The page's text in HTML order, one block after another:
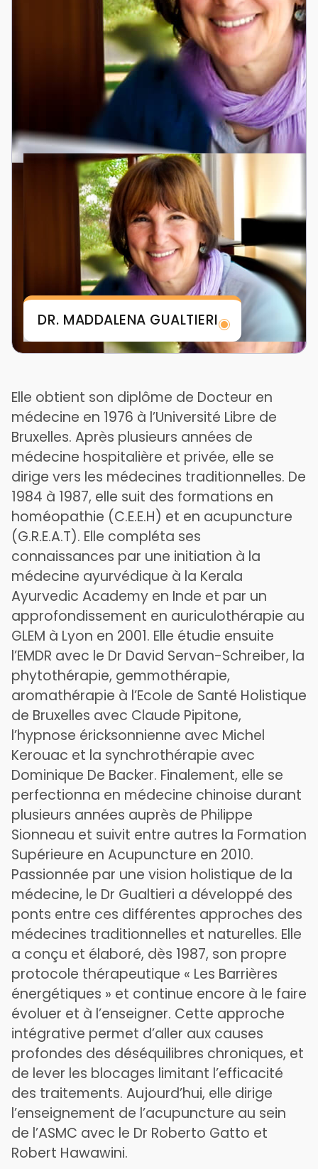
DR. MADDALENA GUALTIERI
Elle obtient son diplôme de Docteur en
médecine en 1976 à l’Université Libre de
Bruxelles. Après plusieurs années de
médecine hospitalière et privée, elle se
dirige vers les médecines traditionnelles. De
1984 à 1987, elle suit des formations en
homéopathie (C.E.E.H) et en acupuncture
(G.R.E.A.T). Elle compléta ses
connaissances par une initiation à la
médecine ayurvédique à la Kerala
Ayurvedic Academy en Inde et par un
approfondissement en auriculothérapie au
GLEM à Lyon en 2001. Elle étudie ensuite
l’EMDR avec le Dr David Servan-Schreiber, la
phytothérapie, gemmothérapie,
aromathérapie à l’Ecole de Santé Holistique
de Bruxelles avec Claude Pipitone,
l’hypnose éricksonnienne avec Michel
Kerouac et la synchrothérapie avec
Dominique De Backer. Finalement, elle se
perfectionna en médecine chinoise durant
plusieurs années auprès de Philippe
Sionneau et suivit entre autres la Formation
Supérieure en Acupuncture en 2010.
Passionnée par une vision holistique de la
médecine, le Dr Gualtieri a développé des
ponts entre ces différentes approches des
médecines traditionnelles et naturelles. Elle
a conçu et élaboré, dès 1987, son propre
protocole thérapeutique « Les Barrières
énergétiques » et continue encore à le faire
évoluer et à l’enseigner. Cette approche
intégrative permet d’aller aux causes
profondes des déséquilibres chroniques, et
de lever les blocages limitant l’efficacité
des traitements. Aujourd’hui, elle dirige
l’enseignement de l’acupuncture au sein
de l’ASMC avec le Dr Roberto Gatto et
Robert Hawawini.